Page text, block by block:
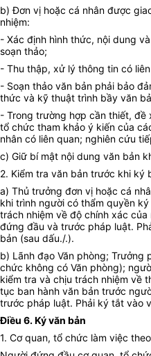
b) Đơn vị hoặc cá nhân được
nhiệm:
- Xác định hình thức, nội dung
soạn thảo;
- Thu thập, xử lý thông tin có
- Soạn thảo văn bản phải bảo
thức và kỹ thuật trình bầy văn
- Trong trường hợp cần thiết,
tổ chức tham khảo ý kiến của
nhân có liên quan; nghiên cứu
c) Giữ bí mật nội dung văn bản
2. Kiểm tra văn bản trước khi ký
a) Thủ trưởng đơn vị hoặc cá
khi trình người có thẩm quyền
trách nhiệm về độ chính xác
đứng đầu và trước pháp luật.
bản (sau dấu./.).
b) Lãnh đạo Văn phòng; Trưởng
chức không có Văn phòng);
kiểm tra và chịu trách nhiệm về
tục ban hành văn bản trước
trước pháp luật. Phải ký tắt vào
Điều 6. Ký văn bản
1. Cơ quan, tổ chức làm việc